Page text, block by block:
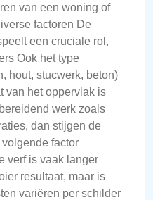
van een woning of
factoren De
een cruciale rol,
Ook het type
hout, stucwerk, beton)
van het oppervlak is
werk zoals
dan stijgen de
factor
verf is vaak langer
resultaat, maar is
variëren per schilder